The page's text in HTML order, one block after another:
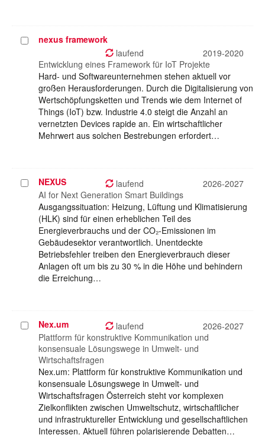
Projektnexus framework
laufend
2019-2020
Entwicklung eines Framework für IoT Projekte
Hard- und Softwareunternehmen stehen aktuell vor
großen Herausforderungen. Durch die Digitalisierung von
Wertschöpfungsketten und Trends wie dem Internet of
Things (IoT) bzw. Industrie 4.0 steigt die Anzahl an
vernetzten Devices rapide an. Ein wirtschaftlicher
Mehrwert aus solchen Bestrebungen erfordert…
Projekt
auswählen
NEXUS laufend
2026-2027
AI for Next Generation Smart Buildings
Ausgangssituation: Heizung, Lüftung und Klimatisierung
(HLK) sind für einen erheblichen Teil des
Energieverbrauchs und der CO₂-Emissionen im
Gebäudesektor verantwortlich. Unentdeckte
Betriebsfehler treiben den Energieverbrauch dieser
Anlagen oft um bis zu 30 % in die Höhe und behindern
die Erreichung…
Projekt
auswählen
Nex.um laufend
2026-2027
Plattform für konstruktive Kommunikation und
konsensuale Lösungswege in Umwelt- und
Wirtschaftsfragen
Nex.um: Plattform für konstruktive Kommunikation und
konsensuale Lösungswege in Umwelt- und
Wirtschaftsfragen Österreich steht vor komplexen
Zielkonflikten zwischen Umweltschutz, wirtschaftlicher
und infrastruktureller Entwicklung und gesellschaftlichen
Interessen. Aktuell führen polarisierende Debatten…